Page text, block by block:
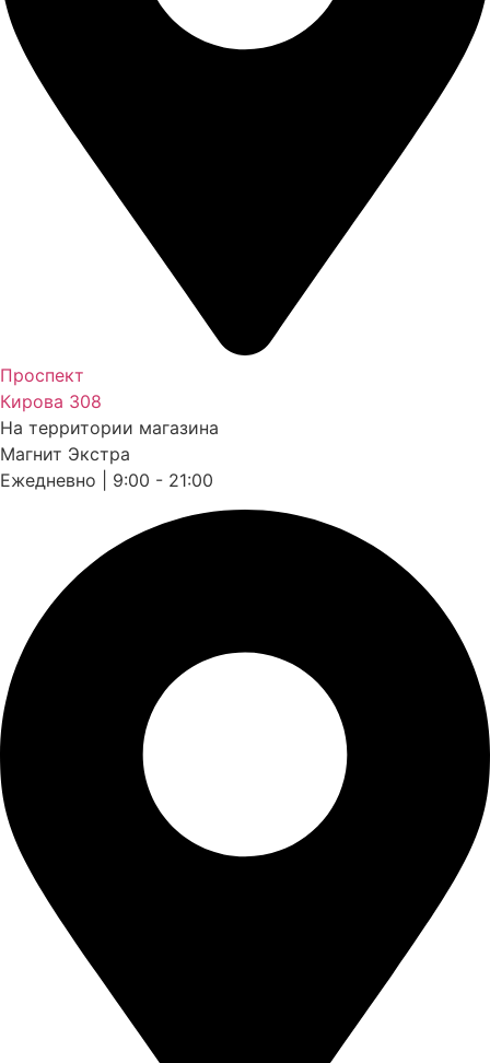
Проспект
Кирова 308
На территории магазина
Магнит Экстра
Ежедневно | 9:00 - 21:00